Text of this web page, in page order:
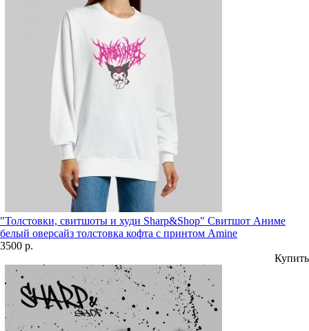
"Толстовки, свитшоты и худи Sharp&Shop" Свитшот Аниме
белый оверсайз толстовка кофта с принтом Amine
3500 р.
Купить